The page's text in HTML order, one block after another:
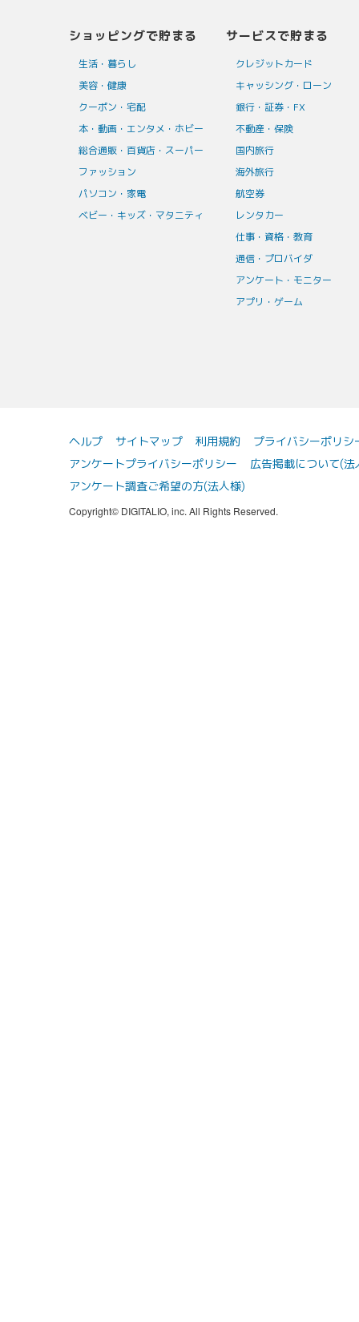
ショッピングで貯まる
生活・暮らし
美容・健康
クーポン・宅配
本・動画・エンタメ・ホビー
総合通販・百貨店・スーパー
ファッション
パソコン・家電
ベビー・キッズ・マタニティ
サービスで貯まる
クレジットカード
キャッシング・ローン
銀行・証券・FX
不動産・保険
国内旅行
海外旅行
航空券
レンタカー
仕事・資格・教育
通信・プロバイダ
アンケート・モニター
アプリ・ゲーム
ヘルプ サイトマップ 利用規約
プライバシーポリシ
アンケートプライバシーポリシー
広告掲載について(法
アンケート調査ご希望の方(法人様)
Copyright© DIGITALIO, inc. All Rights Reserved.